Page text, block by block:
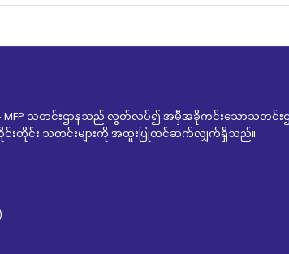
- MFP သတင်းဌာနသည် လွတ်လပ်၍ အမှီအခိုကင်းသောသတင်းဌာ
ကိုင်းတိုင်း သတင်းများကို အထူးပြုတင်ဆက်လျှက်ရှိသည်။